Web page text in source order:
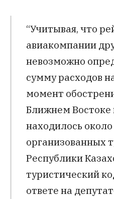
“Учитывая, что
авиакомпании
невозможно
сумму расходов
момент
Ближнем Востоке
находилось около
организованных
Республики
туристический
ответе на